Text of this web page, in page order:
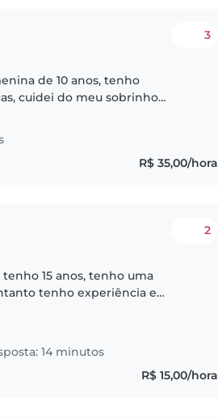
3
de 10 anos, tenho
cuidei do meu sobrinho
crianças..
R$ 35,00/hora
2
tenho 15 anos, tenho uma
tenho experiência e
14 minutos
R$ 15,00/hora